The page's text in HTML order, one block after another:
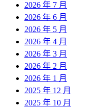
2026 年 7 月
2026 年 6 月
2026 年 5 月
2026 年 4 月
2026 年 3 月
2026 年 2 月
2026 年 1 月
2025 年 12 月
2025 年 10 月